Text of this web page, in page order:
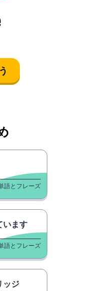
語とフレーズ
います
語とフレーズ
ッジ